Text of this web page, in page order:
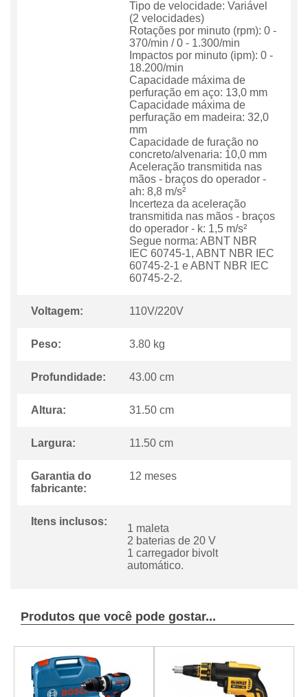
Tipo de velocidade: Variável
(2 velocidades)
Rotações por minuto (rpm): 0 -
370/min / 0 - 1.300/min
Impactos por minuto (ipm): 0 -
18.200/min
Capacidade máxima de
perfuração em aço: 13,0 mm
Capacidade máxima de
perfuração em madeira: 32,0
mm
Capacidade de furação no
concreto/alvenaria: 10,0 mm
Aceleração transmitida nas
mãos - braços do operador -
ah: 8,8 m/s²
Incerteza da aceleração
transmitida nas mãos - braços
do operador - k: 1,5 m/s²
Segue norma: ABNT NBR
IEC 60745-1, ABNT NBR IEC
60745-2-1 e ABNT NBR IEC
60745-2-2.
Voltagem: 110V/220V
Peso: 3.80 kg
Profundidade: 43.00 cm
Altura: 31.50 cm
Largura: 11.50 cm
Garantia do
fabricante:
12 meses
Itens inclusos:
1 maleta
2 baterias de 20 V
1 carregador bivolt
automático.
Produtos que você pode gostar...